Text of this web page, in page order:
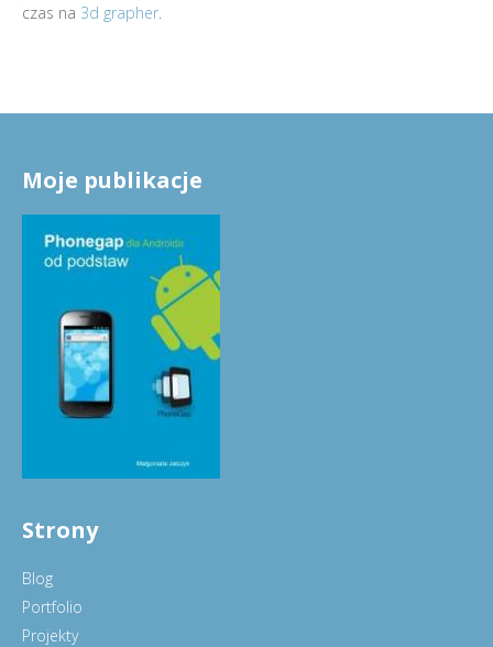
czas na 3d grapher.
Moje publikacje
Strony
Blog
Portfolio
Projekty